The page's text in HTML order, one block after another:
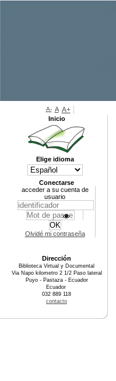
A- A A+
Inicio
Elige idioma
Conectarse
acceder a su cuenta de
usuario
Olvidé mi contraseña
Dirección
Biblioteca Virtual y Documental
Via Napo kilometro 2 1/2 Paso lateral
Puyo - Pastaza - Ecuador
Ecuador
032 889 118
contacto